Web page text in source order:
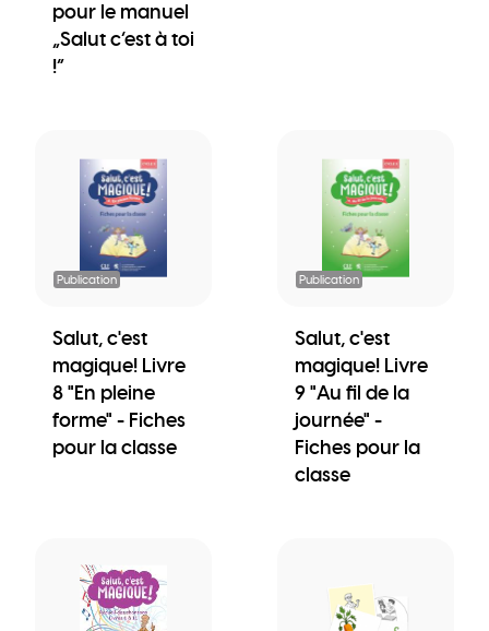
pour le manuel
„Salut c’est à toi
!“
Publication
Salut, c'est
magique! Livre
8 "En pleine
forme" - Fiches
pour la classe
Publication
Salut, c'est
magique! Livre
9 "Au fil de la
journée" -
Fiches pour la
classe